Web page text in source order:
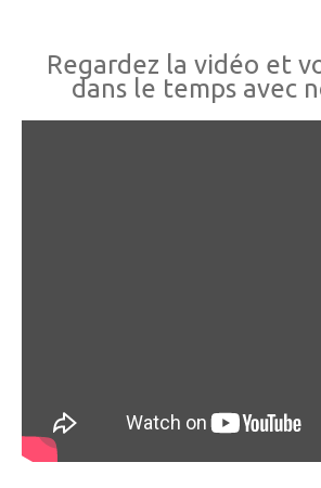
Regardez la vidéo et
dans le temps avec